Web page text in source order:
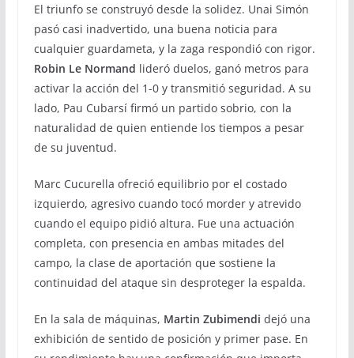
El triunfo se construyó desde la solidez. Unai Simón
pasó casi inadvertido, una buena noticia para
cualquier guardameta, y la zaga respondió con rigor.
Robin Le Normand lideró duelos, ganó metros para
activar la acción del 1-0 y transmitió seguridad. A su
lado, Pau Cubarsí firmó un partido sobrio, con la
naturalidad de quien entiende los tiempos a pesar
de su juventud.
Marc Cucurella ofreció equilibrio por el costado
izquierdo, agresivo cuando tocó morder y atrevido
cuando el equipo pidió altura. Fue una actuación
completa, con presencia en ambas mitades del
campo, la clase de aportación que sostiene la
continuidad del ataque sin desproteger la espalda.
En la sala de máquinas, Martin Zubimendi dejó una
exhibición de sentido de posición y primer pase. En